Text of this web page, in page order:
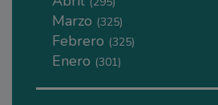
Marzo (325)
Febrero (325)
Enero (301)